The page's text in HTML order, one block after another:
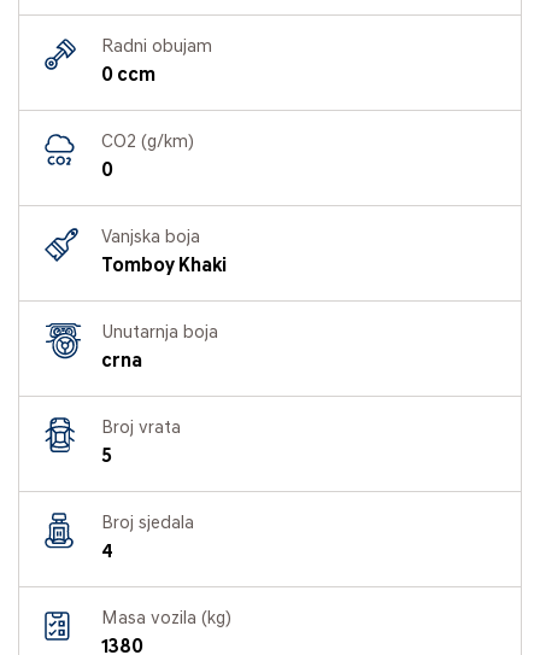
Radni obujam
0 ccm
CO2 (g/km)
0
Vanjska boja
Tomboy Khaki
Unutarnja boja
crna
Broj vrata
5
Broj sjedala
4
Masa vozila (kg)
1380